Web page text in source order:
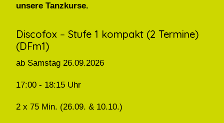
unsere Tanzkurse.
Discofox – Stufe 1 kompakt (2 Termine)
(DFm1)
ab Samstag 26.09.2026
17:00 - 18:15 Uhr
2 x 75 Min. (26.09. & 10.10.)